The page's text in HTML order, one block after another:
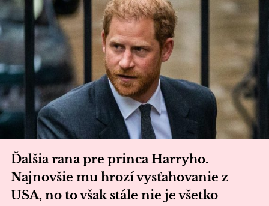
Ďalšia rana pre princa Harryho.
Najnovšie mu hrozí vysťahovanie z
USA, no to však stále nie je všetko